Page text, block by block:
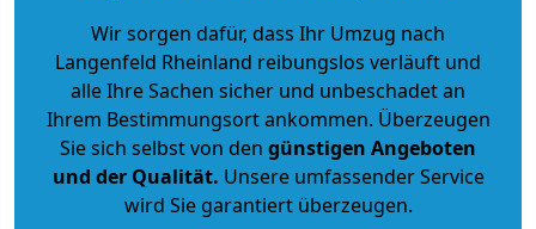
Wir sorgen dafür, dass Ihr Umzug nach
Langenfeld Rheinland reibungslos verläuft und
alle Ihre Sachen sicher und unbeschadet an
Ihrem Bestimmungsort ankommen. Überzeugen
Sie sich selbst von den günstigen Angeboten
und der Qualität. Unsere umfassender Service
wird Sie garantiert überzeugen.